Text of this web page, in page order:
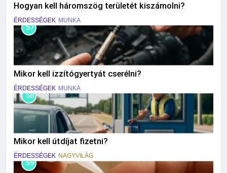
Hogyan kell háromszög területét kiszámolni?
ÉRDESSÉGEK MUNKA
57
Mikor kell izzítógyertyát cserélni?
ÉRDESSÉGEK MUNKA
58
Mikor kell útdíjat fizetni?
ÉRDESSÉGEK NAGYVILÁG
59